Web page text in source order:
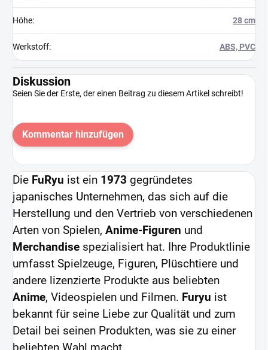
Höhe: 28 cm
Werkstoff: ABS, PVC
Diskussion
Seien Sie der Erste, der einen Beitrag zu diesem Artikel schreibt!
Kommentar hinzufügen
Die FuRyu ist ein 1973 gegründetes
japanisches Unternehmen, das sich auf die
Herstellung und den Vertrieb von verschiedenen
Arten von Spielen, Anime-Figuren und
Merchandise spezialisiert hat. Ihre Produktlinie
umfasst Spielzeuge, Figuren, Plüschtiere und
andere lizenzierte Produkte aus beliebten
Anime, Videospielen und Filmen. Furyu ist
bekannt für seine Liebe zur Qualität und zum
Detail bei seinen Produkten, was sie zu einer